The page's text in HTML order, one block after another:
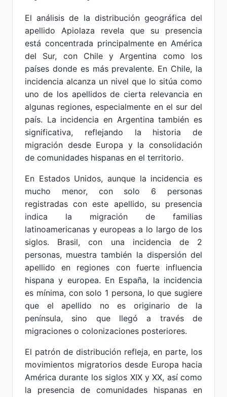
El análisis de la distribución geográfica del
apellido Apiolaza revela que su presencia
está concentrada principalmente en América
del Sur, con Chile y Argentina como los
países donde es más prevalente. En Chile, la
incidencia alcanza un nivel que lo sitúa como
uno de los apellidos de cierta relevancia en
algunas regiones, especialmente en el sur del
país. La incidencia en Argentina también es
significativa, reflejando la historia de
migración desde Europa y la consolidación
de comunidades hispanas en el territorio.
En Estados Unidos, aunque la incidencia es
mucho menor, con solo 6 personas
registradas con este apellido, su presencia
indica la migración de familias
latinoamericanas y europeas a lo largo de los
siglos. Brasil, con una incidencia de 2
personas, muestra también la dispersión del
apellido en regiones con fuerte influencia
hispana y europea. En España, la incidencia
es mínima, con solo 1 persona, lo que sugiere
que el apellido no es originario de la
península, sino que llegó a través de
migraciones o colonizaciones posteriores.
El patrón de distribución refleja, en parte, los
movimientos migratorios desde Europa hacia
América durante los siglos XIX y XX, así como
la presencia de comunidades hispanas en